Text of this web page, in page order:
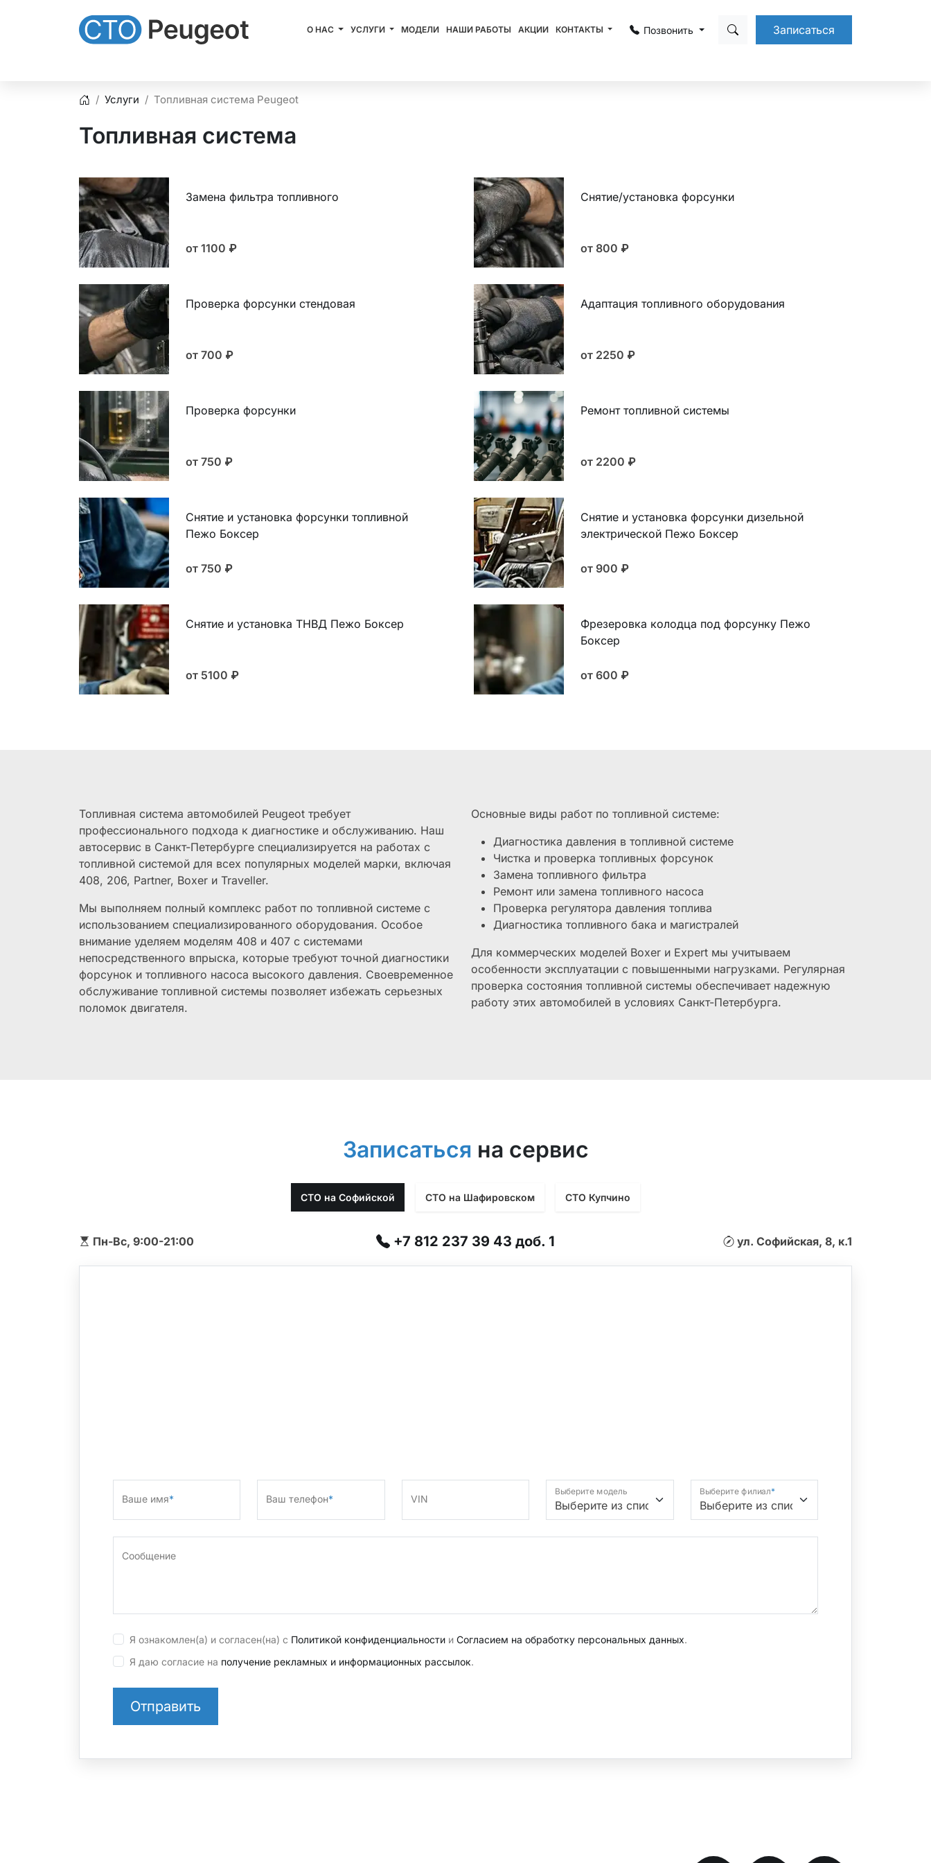
О НАС УСЛУГИ МОДЕЛИ НАШИ РАБОТЫ АКЦИИ КОНТАКТЫ Позвонить Записаться
ГлавнаяУслуги Топливная система Peugeot
Топливная система
Замена фильтра топливного
от 1100 ₽
Снятие/установка форсунки
от 800 ₽
Проверка форсунки стендовая
от 700 ₽
Адаптация топливного оборудования
от 2250 ₽
Проверка форсунки
от 750 ₽
Ремонт топливной системы
от 2200 ₽
Снятие и установка форсунки топливной
Пежо Боксер
от 750 ₽
Снятие и установка форсунки дизельной
электрической Пежо Боксер
от 900 ₽
Снятие и установка ТНВД Пежо Боксер
от 5100 ₽
Фрезеровка колодца под форсунку Пежо
Боксер
от 600 ₽
Топливная система автомобилей Peugeot требует
профессионального подхода к диагностике и обслуживанию. Наш
автосервис в Санкт-Петербурге специализируется на работах с
топливной системой для всех популярных моделей марки, включая
408, 206, Partner, Boxer и Traveller.
Мы выполняем полный комплекс работ по топливной системе с
использованием специализированного оборудования. Особое
внимание уделяем моделям 408 и 407 с системами
непосредственного впрыска, которые требуют точной диагностики
форсунок и топливного насоса высокого давления. Своевременное
обслуживание топливной системы позволяет избежать серьезных
поломок двигателя.
Основные виды работ по топливной системе:
Диагностика давления в топливной системе
Чистка и проверка топливных форсунок
Замена топливного фильтра
Ремонт или замена топливного насоса
Проверка регулятора давления топлива
Диагностика топливного бака и магистралей
Для коммерческих моделей Boxer и Expert мы учитываем
особенности эксплуатации с повышенными нагрузками. Регулярная
проверка состояния топливной системы обеспечивает надежную
работу этих автомобилей в условиях Санкт-Петербурга.
Записаться на сервис
СТО на Софийской СТО на Шафировском СТО Купчино
Пн-Вс, 9:00-21:00 +7 812 237 39 43 доб. 1 ул. Софийская, 8, к.1
Ваше имя* Ваш телефон* VIN
Выберите модель Выберите филиал*
Сообщение
Я ознакомлен(а) и согласен(на) с Политикой конфиденциальности и Согласием на обработку персональных данных.
Я даю согласие на получение рекламных и информационных рассылок.